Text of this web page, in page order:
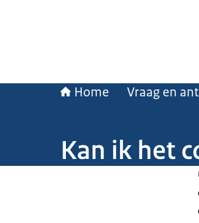
Home Vraag en
Kan ik het